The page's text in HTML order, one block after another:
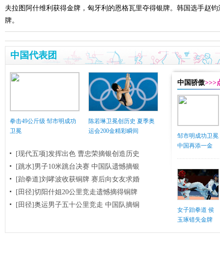
夫拉图阿什维利获得金牌，匈牙利的恩格瓦里夺得银牌。韩国选手赵
牌。
中国代表团
拳击49公斤级 邹市明成功
卫冕
陈若琳卫冕创历史 夏季奥
运会200金精彩瞬间
[现代五项]发挥出色 曹忠荣摘银创造历史
[跳水]男子10米跳台决赛 中国队遗憾摘银
[跆拳道]刘哮波收获铜牌 赛后向女友求婚
[田径]切阳什姐20公里竞走遗憾摘得铜牌
[田径]奥运男子五十公里竞走 中国队摘铜
中国骄傲>>>
邹市明成功卫冕
中国再添一金
女子跆拳道 侯
玉琢错失金牌